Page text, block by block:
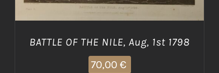
BATTLE OF THE NILE, Aug, 1st 1798
70,00 €